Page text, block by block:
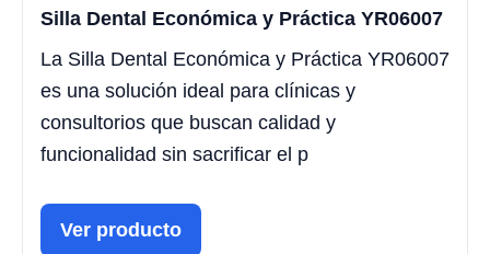
Silla Dental Económica y Práctica YR06007
La Silla Dental Económica y Práctica YR06007
es una solución ideal para clínicas y
consultorios que buscan calidad y
funcionalidad sin sacrificar el p
Ver producto